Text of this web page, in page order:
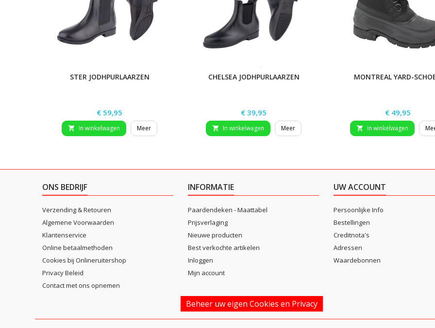
STER JODHPURLAARZEN
Prijs
€ 59,95
 In winkelwagen Meer
CHELSEA JODHPURLAARZEN
Prijs
€ 39,95
 In winkelwagen Meer
MONTREAL YARD-
Prijs
€ 49,95
 In winkelwagen
ONS BEDRIJF
Verzending & Retouren
Algemene Voorwaarden
Klantenservice
Online betaalmethoden
Cookies bij Onlineruitershop
Privacy Beleid
Contact met ons opnemen
INFORMATIE
Paardendeken - Maattabel
Prijsverlaging
Nieuwe producten
Best verkochte artikelen
Inloggen
Mijn account
UW ACCOUNT
Persoonlijke Info
Bestellingen
Creditnota's
Adressen
Waardebonnen
Beheer uw eigen Cookies en Privacy